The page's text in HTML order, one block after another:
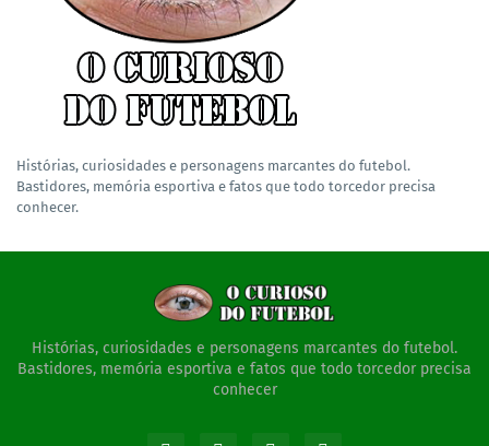
Histórias, curiosidades e personagens marcantes do futebol.
Bastidores, memória esportiva e fatos que todo torcedor precisa
conhecer.
Histórias, curiosidades e personagens marcantes do futebol.
Bastidores, memória esportiva e fatos que todo torcedor precisa
conhecer